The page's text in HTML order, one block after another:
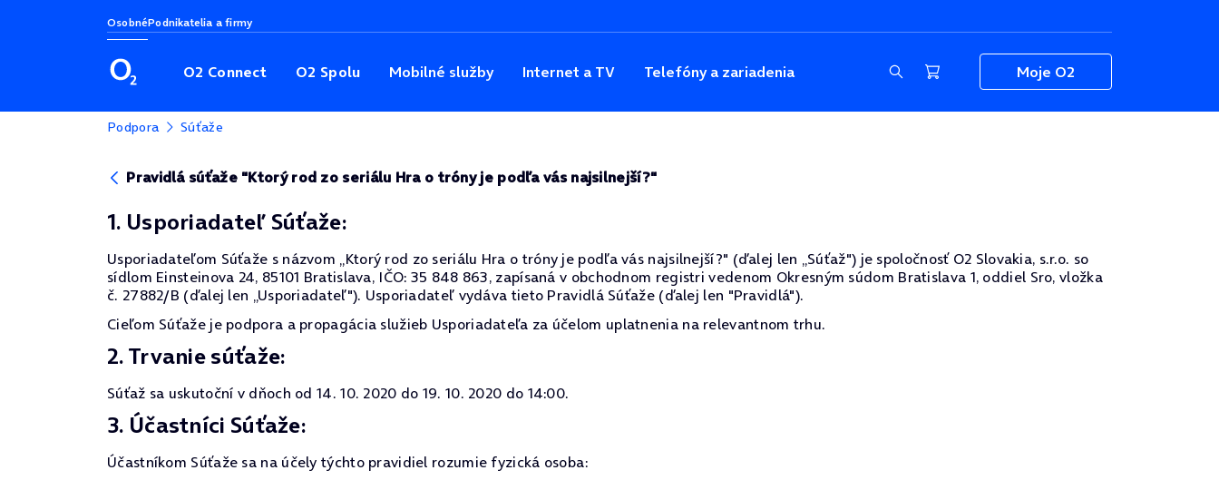
OsobnéPodnikatelia a firmy
O2 Connect O2 Spolu Mobilné služby Internet a TV Telefóny a zariadenia Moje O2
Podpora Súťaže
Pravidlá súťaže "Ktorý rod zo seriálu Hra o tróny je podľa vás najsilnejší?"
1. Usporiadateľ Súťaže:
Usporiadateľom Súťaže s názvom „Ktorý rod zo seriálu Hra o tróny je podľa vás najsilnejší?" (ďalej len „Súťaž") je spoločnosť O2 Slovakia, s.r.o. so
sídlom Einsteinova 24, 85101 Bratislava, IČO: 35 848 863, zapísaná v obchodnom registri vedenom Okresným súdom Bratislava 1, oddiel Sro, vložka
č. 27882/B (ďalej len „Usporiadateľ"). Usporiadateľ vydáva tieto Pravidlá Súťaže (ďalej len "Pravidlá").
Cieľom Súťaže je podpora a propagácia služieb Usporiadateľa za účelom uplatnenia na relevantnom trhu.
2. Trvanie súťaže:
Súťaž sa uskutoční v dňoch od 14. 10. 2020 do 19. 10. 2020 do 14:00.
3. Účastníci Súťaže:
Účastníkom Súťaže sa na účely týchto pravidiel rozumie fyzická osoba: